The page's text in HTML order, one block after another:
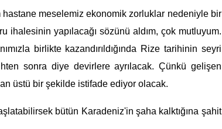
meselemiz ekonomik zorluklar nedeniyle bir
ihalesinin yapılacağı sözünü aldım, çok mutluyum.
birlikte kazandırıldığında Rize tarihinin seyri
sonra diye devirlere ayrılacak. Çünkü gelişen
üstü bir şekilde istifade ediyor olacak.
bütün Karadeniz'in şaha kalktığına şahit